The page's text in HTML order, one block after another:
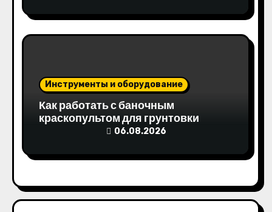
Инструменты и оборудование
Как работать с баночным
краскопультом для грунтовки
06.08.2026